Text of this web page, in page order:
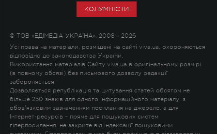
КОЛУМНІСТИ
© ТОВ «ЕДІМЕДІА-УКРАЇНА», 2008 - 2026
Усі права на матеріали, розміщені на сайті viva.ua, охороняються
відповідно до законодавства України.
Використання матеріалів Сайту viva.ua в оригінальному розмірі
(в повному обсязі) без письмового дозволу редакції
забороняється.
Дозволяється републікація та цитування статей обсягом не
більше 250 знаків для одного інформаційного матеріалу, з
обов'язковим зазначенням посилання на джерело, а для
Інтернет-ресурсів – пряме для пошукових систем
гіперпосилання, не закрите від індексації пошуковими